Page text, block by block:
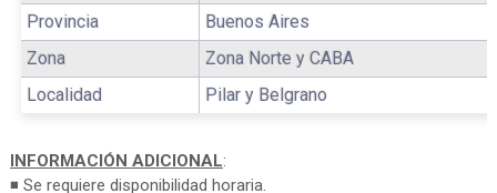
Provincia
Buenos Aires
Zona
Zona Norte y CABA
Localidad
Pilar y Belgrano
INFORMACIÓN ADICIONAL:
◾ Se requiere disponibilidad horaria.